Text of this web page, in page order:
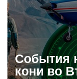
События
кони во